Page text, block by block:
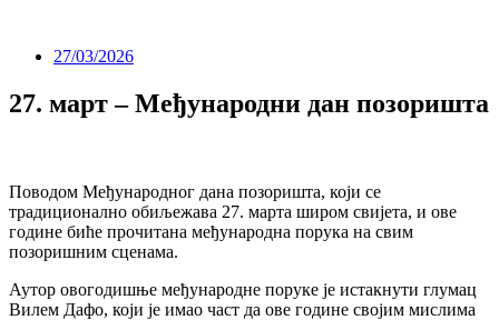
27/03/2026
27. март – Међународни дан позоришта
Поводом Међународног дана позоришта, који се
традиционално обиљежава 27. марта широм свијета, и ове
године биће прочитана међународна порука на свим
позоришним сценама.
Аутор овогодишње међународне поруке је истакнути глумац
Вилем Дафо, који је имао част да ове године својим мислима